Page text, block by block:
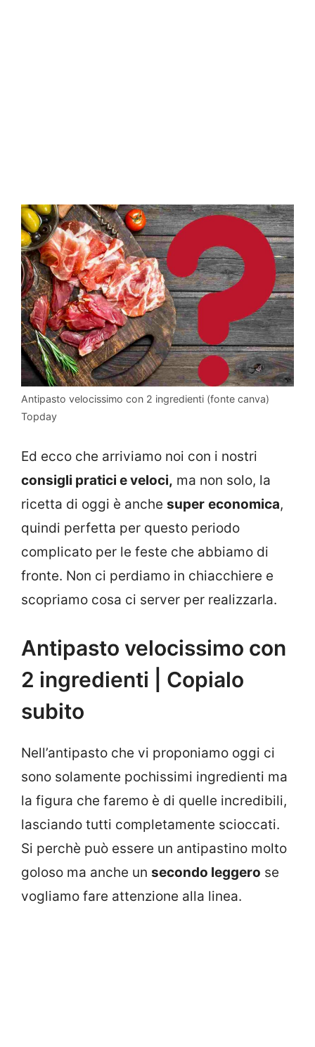
Antipasto velocissimo con 2 ingredienti (fonte canva)
Topday
Ed ecco che arriviamo noi con i nostri
consigli pratici e veloci, ma non solo, la
ricetta di oggi è anche super economica,
quindi perfetta per questo periodo
complicato per le feste che abbiamo di
fronte. Non ci perdiamo in chiacchiere e
scopriamo cosa ci server per realizzarla.
Antipasto velocissimo con
2 ingredienti | Copialo
subito
Nell’antipasto che vi proponiamo oggi ci
sono solamente pochissimi ingredienti ma
la figura che faremo è di quelle incredibili,
lasciando tutti completamente scioccati.
Si perchè può essere un antipastino molto
goloso ma anche un secondo leggero se
vogliamo fare attenzione alla linea.